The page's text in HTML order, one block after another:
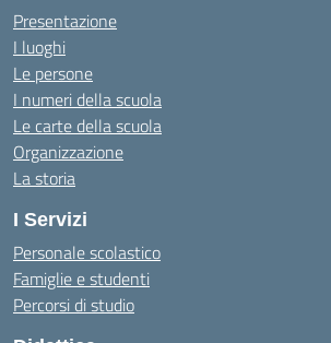
Presentazione
I luoghi
Le persone
I numeri della scuola
Le carte della scuola
Organizzazione
La storia
I Servizi
Personale scolastico
Famiglie e studenti
Percorsi di studio